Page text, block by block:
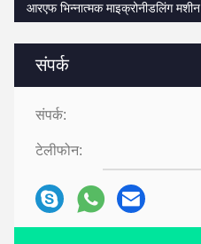
संपर्क
संपर्क:
टेलीफोन:
आरएफ भिन्नात्मक माइक्रोनीडलिंग मशीन